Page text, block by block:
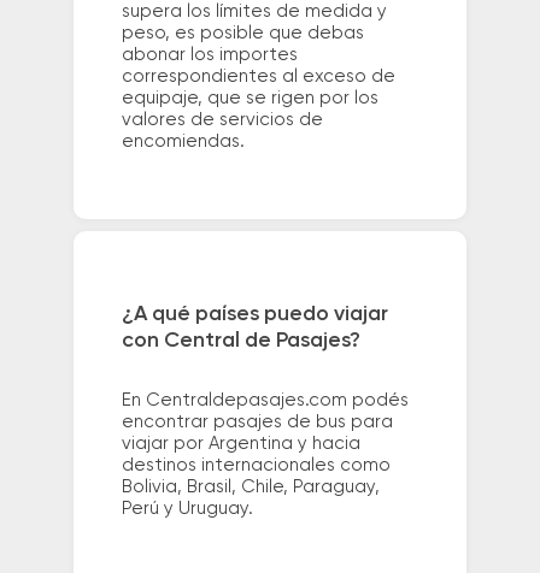
supera los límites de medida y
peso, es posible que debas
abonar los importes
correspondientes al exceso de
equipaje, que se rigen por los
valores de servicios de
encomiendas.
¿A qué países puedo viajar
con Central de Pasajes?
En Centraldepasajes.com podés
encontrar pasajes de bus para
viajar por Argentina y hacia
destinos internacionales como
Bolivia, Brasil, Chile, Paraguay,
Perú y Uruguay.